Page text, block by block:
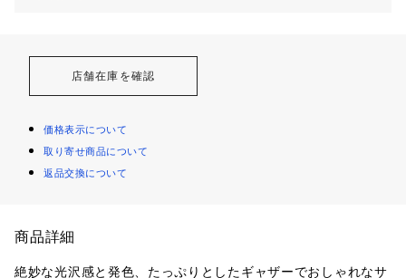
店舗在庫を確認
価格表示について
取り寄せ商品について
返品交換について
商品詳細
絶妙な光沢感と発色、たっぷりとしたギャザーでおしゃれなサ